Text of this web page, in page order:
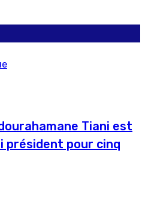
Tiani est
président pour cinq